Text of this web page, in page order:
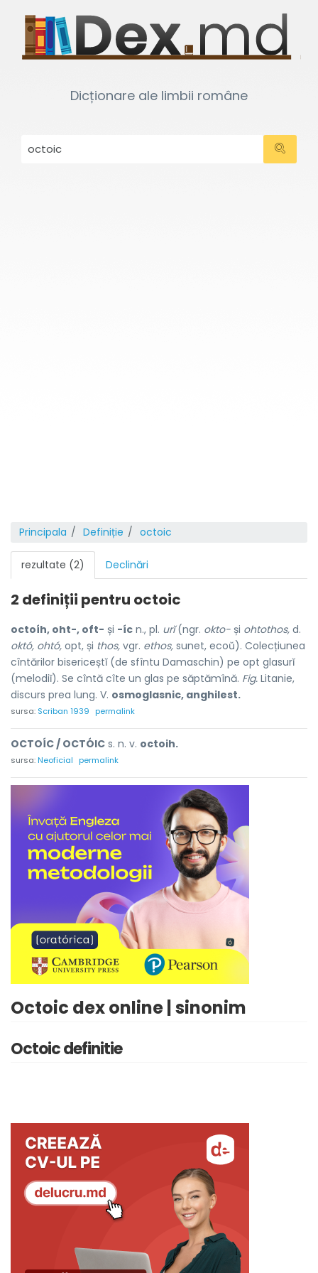
Dicționare ale limbii române
Principala Definiție octoic
rezultate (2) Declinări
2 definiții pentru octoic
octoíh, oht-, oft- și -íc n., pl. urĭ(ngr. okto- și ohtothos, d.
októ, ohtó, opt, și thos, vgr. ethos, sunet, ecoŭ). Colecțiunea
cîntărilor bisericeștĭ (de sfîntu Damaschin) pe opt glasurĭ
(melodiĭ). Se cîntă cîte un glas pe săptămînă. Fig. Litanie,
discurs prea lung. V. osmoglasnic, anghilest.
sursa: Scriban 1939 permalink
OCTOÍC / OCTÓIC s. n. v. octoih.
sursa:Neoficial permalink
Octoic dex online | sinonim
Octoic definitie